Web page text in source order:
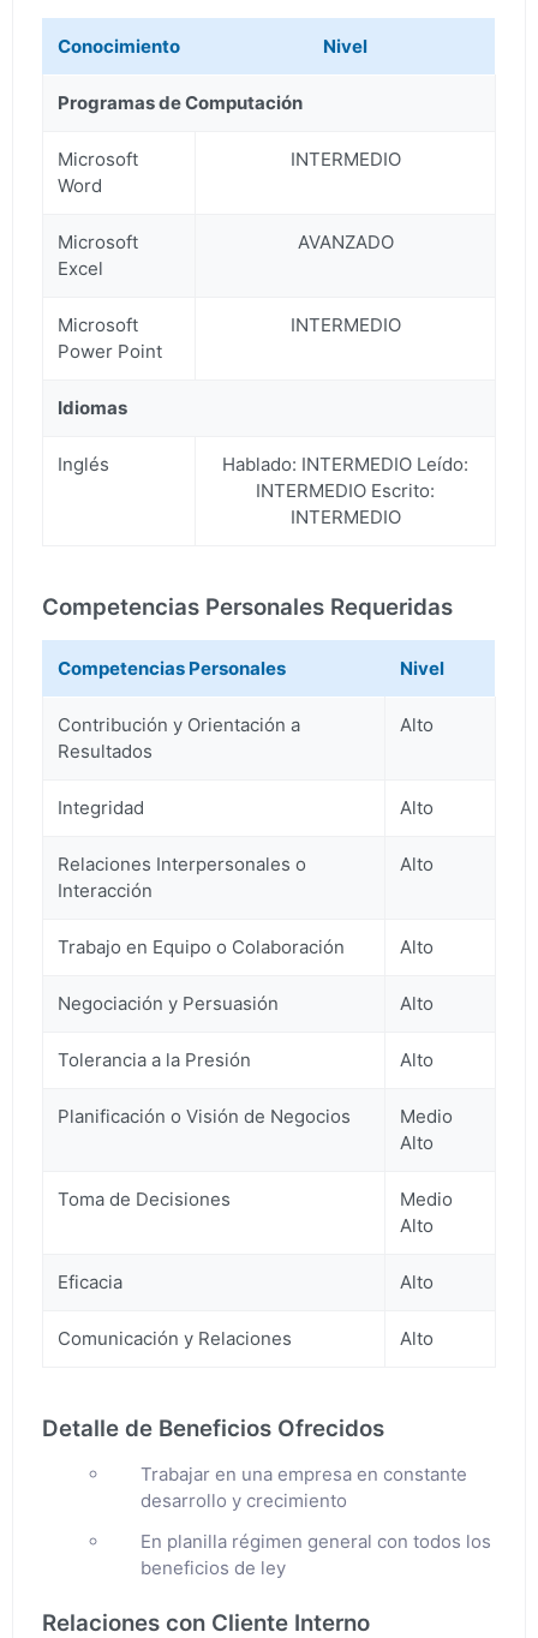
Conocimiento Nivel
Programas de Computación
Microsoft
Word
INTERMEDIO
Microsoft
Excel
AVANZADO
Microsoft
Power Point
INTERMEDIO
Idiomas
Inglés
Hablado: INTERMEDIO Leído:
INTERMEDIO Escrito:
INTERMEDIO
Competencias Personales Requeridas
Competencias Personales Nivel
Contribución y Orientación a
Resultados
Alto
Integridad Alto
Relaciones Interpersonales o
Interacción
Alto
Trabajo en Equipo o Colaboración Alto
Negociación y Persuasión Alto
Tolerancia a la Presión Alto
Planificación o Visión de Negocios
Medio
Alto
Toma de Decisiones
Medio
Alto
Eficacia Alto
Comunicación y Relaciones Alto
Detalle de Beneficios Ofrecidos
Trabajar en una empresa en constante
desarrollo y crecimiento
En planilla régimen general con todos los
beneficios de ley
Relaciones con Cliente Interno